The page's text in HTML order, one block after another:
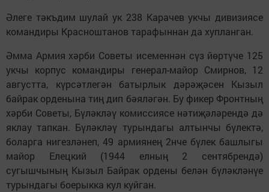
Әлеге тәкъдим шулай ук 238 Карачев укчы дивизиясе
командиры Красноштанов тарафыннан да хупланган.
Әмма Армия хәрби Советы исеменнән сүз йөртүче 125
укчы корпус командиры генерал-майор Смирнов, 12
августта, күрсәтлегән батырлык дәрәҗәсен Кызыл
байрак орденына тиң дип бәяләгән. Бу фикер Фронтның
хәрби Советы, Бүләкләү комиссиясе нәтиҗәләрендә дә
яклау тапкан. Бүләкләү турындагы алтынчы бүлектә,
боларга нигезләнеп, 49 армиянең 2нче бүлек башлыгы
майор Елецкий (1944 елның 2 сентябрендә)
сугышчының Кызыл Байрак ордены белән бүләкләнүе
турындагы боерыкка кул куйган.